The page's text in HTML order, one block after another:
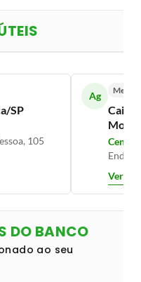
SP
105
Ag
Caixa
Centro
Ver
DO BANCO
ao seu